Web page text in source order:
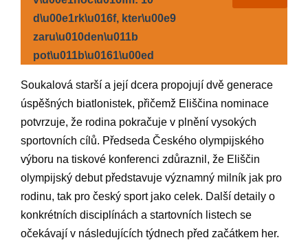
d\u00e1rk\u016f, kter\u00e9
zaru\u010den\u011b
pot\u011b\u0161\u00ed
Soukalová starší a její dcera propojují dvě generace
úspěšných biatlonistek, přičemž Eliščina nominace
potvrzuje, že rodina pokračuje v plnění vysokých
sportovních cílů. Předseda Českého olympijského
výboru na tiskové konferenci zdůraznil, že Eliščin
olympijský debut představuje významný milník jak pro
rodinu, tak pro český sport jako celek. Další detaily o
konkrétních disciplínách a startovních listech se
očekávají v následujících týdnech před začátkem her.